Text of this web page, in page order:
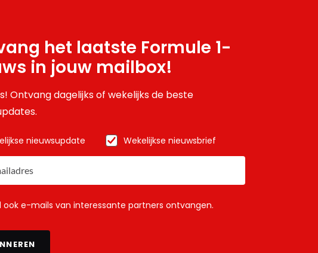
het laatste Formule 1-
in jouw mailbox!
Ontvang dagelijks of wekelijks de beste
nieuwsupdate Wekelijkse nieuwsbrief
ook e-mails van interessante partners ontvangen.